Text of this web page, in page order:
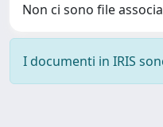
Non ci sono file
I documenti in IRIS